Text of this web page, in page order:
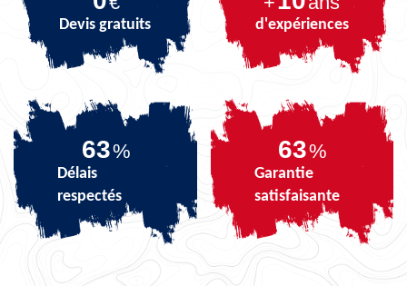
Devis gratuits d'expériences
76%
Délais
respectés
76%
Garantie
satisfaisante